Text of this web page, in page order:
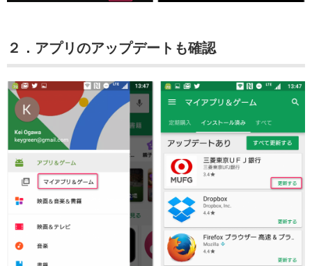
２．アプリのアップデートも確認